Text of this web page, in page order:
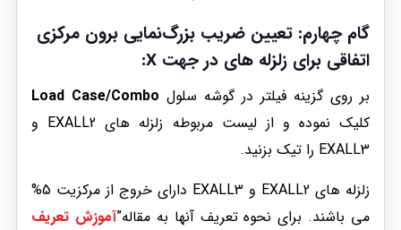
گام چهارم: تعیین ضریب بزرگ‌نمایی برون مرکزی
اتفاقی برای زلزله های در جهت X:
بر روی گزینه فیلتر در گوشه سلول Load Case/Combo
کلیک نموده و از لیست مربوطه زلزله های EXALL2 و
EXALL3 را تیک بزنید.
زلزله های EXALL2 و EXALL3 دارای خروج از مرکزیت 5%
می باشند. برای نحوه تعریف آنها به مقاله”آموزش تعریف